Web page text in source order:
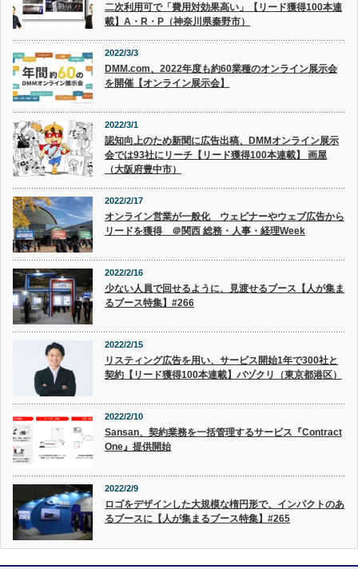
二次利用可で「費用対効果高い」【リード獲得100本連
載】A・R・P（神奈川県秦野市）
2022/3/3
DMM.com、2022年度も約60業種のオンライン展示会
を開催【オンライン展示会】
2022/3/1
認知向上のため新聞に広告出稿、DMMオンライン展示
会では93社にリーチ【リード獲得100本連載】 画屋
（大阪府豊中市）
2022/2/17
オンライン営業が一般化 ウェビナーやウェブ広告から
リードを獲得 ＠関西 総務・人事・経理Week
2022/2/16
少ない人員で回せるように、見渡せるブース【人が集ま
るブース特集】#266
2022/2/15
リスティング広告を用い、サービス開始1年で300社と
契約【リード獲得100本連載】バヅクリ（東京都港区）
2022/2/10
Sansan、契約業務を一括管理するサービス『Contract
One』提供開始
2022/2/9
ロゴをデザインした大規模な楕円形で、インパクトのあ
るブースに【人が集まるブース特集】#265